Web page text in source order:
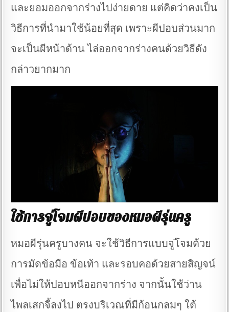
และยอมออกจากร่างไปง่ายดาย แต่คิดว่าคงเป็น
วิธีการที่นำมาใช้น้อยที่สุด เพราะผีปอบส่วนมาก
จะเป็นผีหน้าด้าน ไล่ออกจากร่างคนด้วยวิธีดัง
กล่าวยากมาก
ใช้การจู่โจมผีปอบของหมอผีรุ่นครู
หมอผีรุ่นครูบางคน จะใช้วิธีการแบบจู่โจมด้วย
การมัดข้อมือ ข้อเท้า และรอบคอด้วยสายสิญจน์
เพื่อไม่ให้ปอบหนีออกจากร่าง จากนั้นใช้ว่าน
ไพลเสกจี้ลงไป ตรงบริเวณที่มีก้อนกลมๆ ใต้